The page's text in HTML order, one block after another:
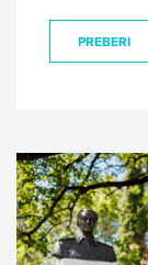
PREBERI